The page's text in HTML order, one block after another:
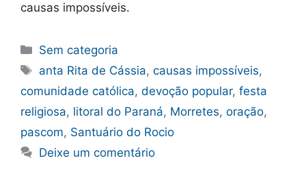
causas impossíveis.
Categorias
Sem categoria
Tags
anta Rita de Cássia,causas impossíveis,
comunidade católica, devoção popular, festa
religiosa, litoral do Paraná, Morretes, oração,
pascom, Santuário do Rocio
Deixe um comentário